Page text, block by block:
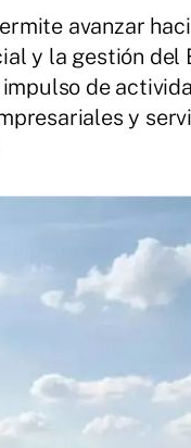
avanzar
y la gestión del
de
y